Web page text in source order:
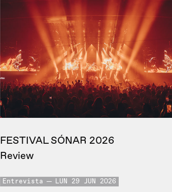
FESTIVAL SÓNAR 2026
Review
Entrevista LUN 29 JUN 2026